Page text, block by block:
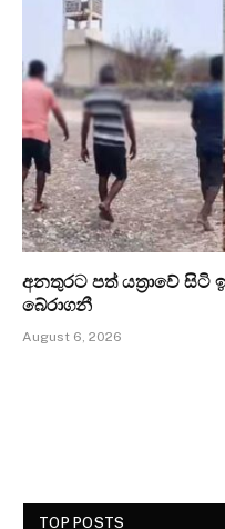
අනතුරට පත් යත්‍රාවේ සිටි
බේරාගනී
August 6, 2026
TOP POSTS